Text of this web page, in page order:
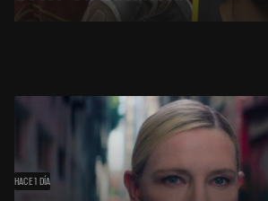
HACE 1 DÍA